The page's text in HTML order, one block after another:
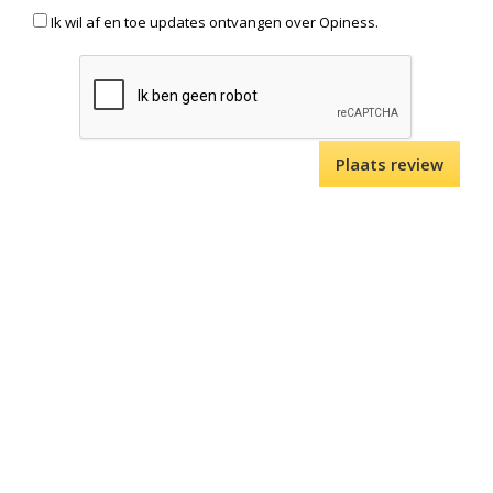
Ik wil af en toe updates ontvangen over Opiness.